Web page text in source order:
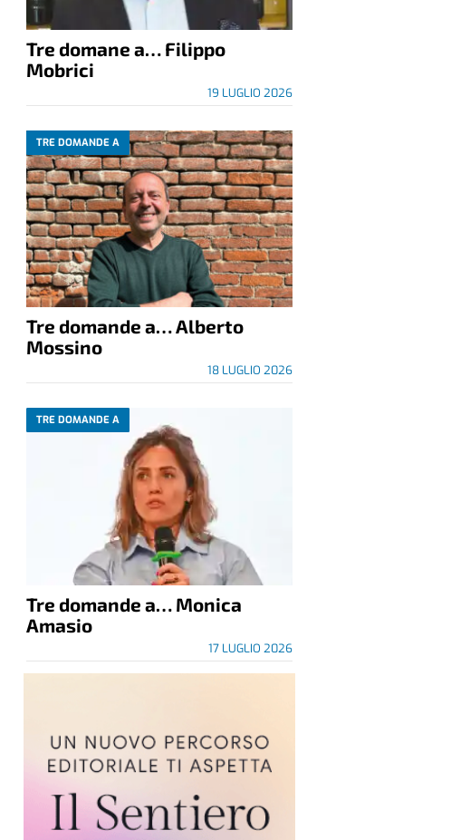
Tre domane a… Filippo
Mobrici
19 LUGLIO 2026
TRE DOMANDE A
Tre domande a… Alberto
Mossino
18 LUGLIO 2026
TRE DOMANDE A
Tre domande a… Monica
Amasio
17 LUGLIO 2026